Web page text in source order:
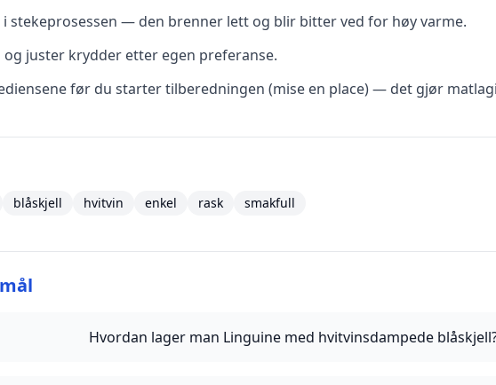
stekeprosessen — den brenner lett og blir bitter ved for høy varme.
og juster krydder etter egen preferanse.
før du starter tilberedningen (mise en place) — det gjør
blåskjell hvitvin enkel rask smakfull
Hvordan lager man Linguine med hvitvinsdampede